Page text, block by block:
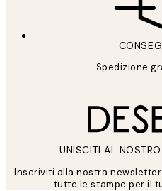
Spedizione
UNISCITI AL
Inscriviti alla nostra
tutte le stampe per il